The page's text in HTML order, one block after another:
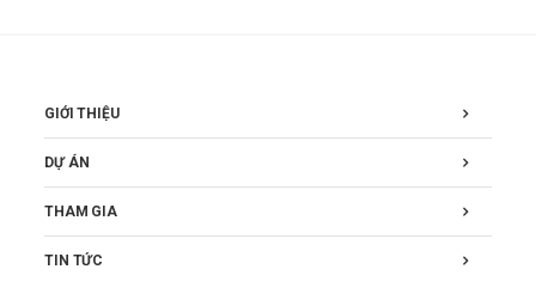
GIỚI THIỆU
DỰ ÁN
THAM GIA
TIN TỨC